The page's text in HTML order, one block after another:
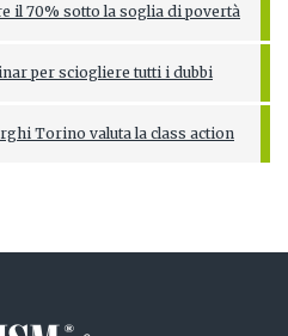
il 70% sotto la soglia di povertà
per sciogliere tutti i dubbi
Torino valuta la class action